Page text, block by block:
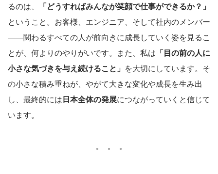
るのは、
「どうすればみんなが笑顔で仕事ができるか？」
ということ。お客様、エンジニア、そして社内のメンバー
——関わるすべての人が前向きに成長していく姿を見るこ
とが、何よりのやりがいです。また、私は 「目の前の人に
小さな気づきを与え続けること」 を大切にしています。そ
の小さな積み重ねが、やがて大きな変化や成長を生み出
し、最終的には日本全体の発展につながっていくと信じて
います。